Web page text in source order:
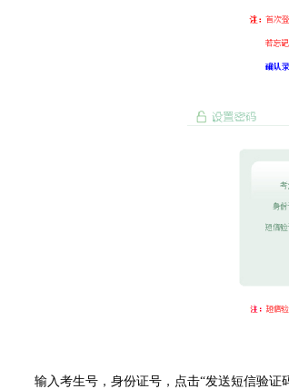
输入考生号，身份证号，点击“发送短信验